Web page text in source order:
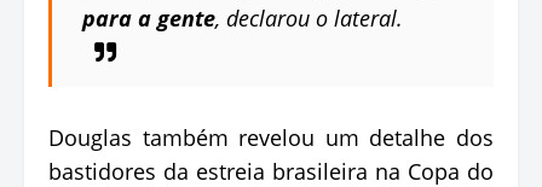
para a gente, declarou o lateral.
Douglas também revelou um detalhe dos
bastidores da estreia brasileira na Copa do